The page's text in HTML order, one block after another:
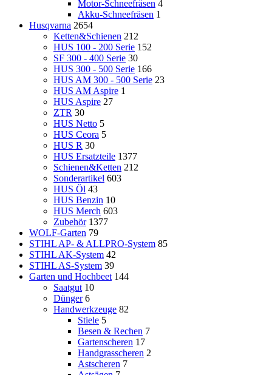
Motor-Schneefräsen 4
Akku-Schneefräsen 1
Husqvarna 2654
Ketten&Schienen 212
HUS 100 - 200 Serie 152
SF 300 - 400 Serie 30
HUS 300 - 500 Serie 166
HUS AM 300 - 500 Serie 23
HUS AM Aspire 1
HUS Aspire 27
ZTR 30
HUS Netto 5
HUS Ceora 5
HUS R 30
HUS Ersatzteile 1377
Schienen&Ketten 212
Sonderartikel 603
HUS Öl 43
HUS Benzin 10
HUS Merch 603
Zubehör 1377
WOLF-Garten 79
STIHL AP- & ALLPRO-System 85
STIHL AK-System 42
STIHL AS-System 39
Garten und Hochbeet 144
Saatgut 10
Dünger 6
Handwerkzeuge 82
Stiele 5
Besen & Rechen 7
Gartenscheren 17
Handgrasscheren 2
Astscheren 7